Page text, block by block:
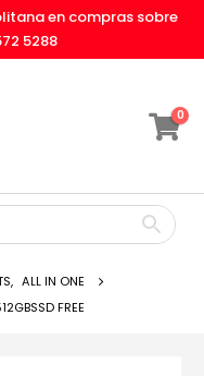
en compras sobre
5288
0
, ALL IN ONE
FREE